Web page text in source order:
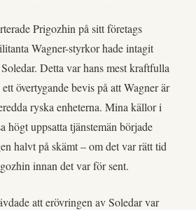
Prigozhin på sitt företags
Wagner-styrkor hade intagit
Detta var hans mest kraftfulla
övertygande bevis på att Wagner är
ryska enheterna. Mina källor i
högt uppsatta tjänstemän började
halvt på skämt – om det var rätt tid
innan det var för sent.
att erövringen av Soledar var